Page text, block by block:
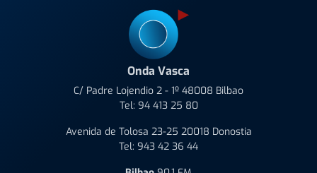
Onda Vasca
C/ Padre Lojendio 2 - 1º 48008 Bilbao
Tel: 94 413 25 80
Avenida de Tolosa 23-25 20018 Donostia
Tel: 943 42 36 44